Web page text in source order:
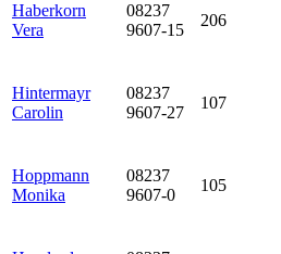
Haberkorn
Vera
08237
9607-15
206
Hintermayr
Carolin
08237
9607-27
107
Hoppmann
Monika
08237
9607-0
105